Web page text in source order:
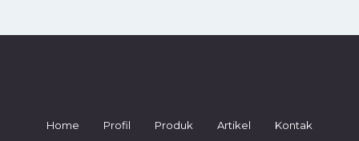
Home Profil Produk Artikel Kontak